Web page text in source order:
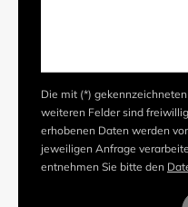
Die mit (*)
weiteren Felder sind
erhobenen Daten werden
jeweiligen Anfrage
entnehmen Sie bitte den